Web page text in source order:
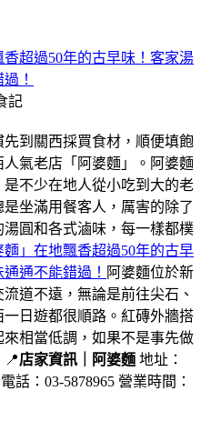
超過50年的古早味！客家湯
！
記
到關西採買食材，順便填飽
氣老店「阿婆麵」。阿婆麵
不少在地人從小吃到大的老
坐滿用餐客人，厲害的除了
圓和各式滷味，每一樣都樸
」在地飄香超過50年的古早
通不能錯過！ 阿婆麵位於新
道不遠，無論是前往尖石、
日遊都很順路。紅磚外牆搭
相當低調，如果不是事先做
📍店家資訊｜阿婆麵 地址：
話：03-5878965 營業時間：